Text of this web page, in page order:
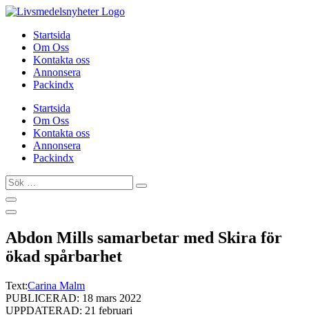
Hoppa
innehållStartsida
Om Oss
Kontakta oss
Annonsera
Packindx
Startsida
Om Oss
Kontakta oss
Annonsera
Packindx
Sök
…
Abdon Mills samarbetar med Skira för
ökad spårbarhet
Text:Carina Malm
PUBLICERAD: 18 mars 2022
UPPDATERAD: 21 februari